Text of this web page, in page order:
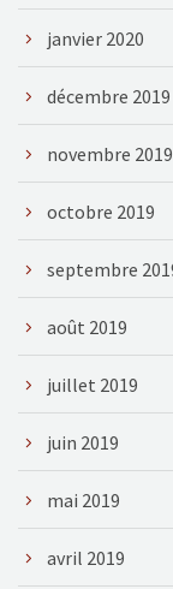
janvier 2020
décembre 2019
novembre 2019
octobre 2019
septembre
août 2019
juillet 2019
juin 2019
mai 2019
avril 2019